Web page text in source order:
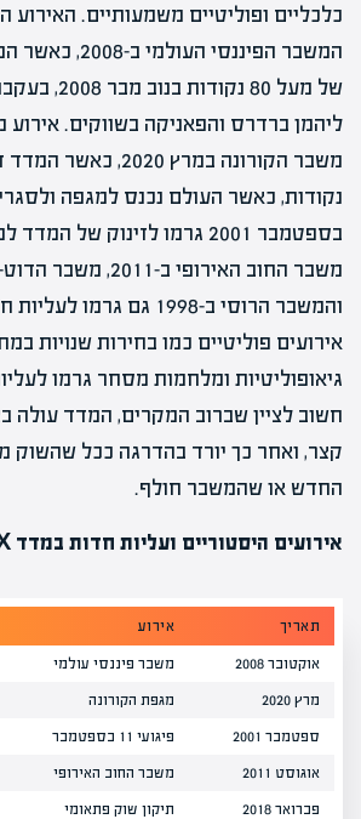
כלכליים ופוליטיים משמעותיים. האירוע
המשבר הפיננסי
של מעל 80
ליהמן ברדרס והפאניקה בשווקים. אירוע
והמשבר הרוסי ב-1998 גם
אירועים פוליטיים כמו בחירות שנויות
גיאופוליטיות ומלחמות מסחר גרמו
חשוב לציין שברוב המקרים, המדד עולה
קצר, ואחר כך יורד בהדרגה ככל שהשוק
החדש או שהמשבר חולף.
אירועים היסטוריים ועליות חדות במדד VIX
תאריך אירוע
אוקטובר 2008 משבר פיננסי עולמי
מרץ 2020 מגפת הקורונה
ספטמבר 2001 פיגועי 11 בספטמבר
אוגוסט 2011 משבר החוב האירופי
פברואר 2018 תיקון שוק פתאומי